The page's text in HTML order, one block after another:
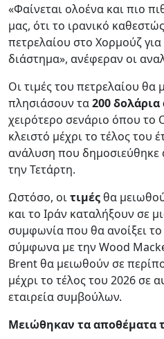
«Φαίνεται ολοένα και πιο
μας, ότι το ιρανικό
πετρελαίου στο Χορμούζ
διάστημα», ανέφεραν οι
Οι τιμές του πετρελαίου
πλησιάσουν τα200
χειρότερο σενάριο όπου το
κλειστό μέχρι το τέλος του
ανάλυση που
την Τετάρτη.
Ωστόσο, οιτιμέςθα
και το Ιράν καταλήξουν σε
συμφωνία που θα ανοίξει
σύμφωνα με την Wood
Brent θα μειωθούν σε
μέχρι το τέλος του 2026 σε
εταιρεία συμβούλων.
Μειώθηκαν τα αποθέματα